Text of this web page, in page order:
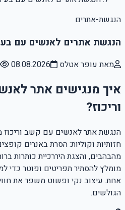
הנגשת-אתרים
הנגשת אתרים לאנשים עם
מאת עופר אטלס 08.08.2026
איך מנגישים אתר
וריכוז?
הנגשת אתר לאנשים עם קשב
חזותיות וקוליות: הסרת באנרים
מהבהבים, והצגת היררכיית כותרות
מומלץ להסתיר תפריטים ופוטר
אחת. עיצוב נקי ופשוט משפר את
הגולשים.